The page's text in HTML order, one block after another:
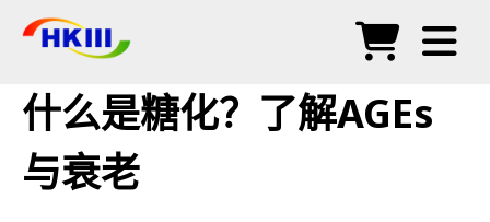
常见问题
什么是糖化？了解AGEs
与衰老